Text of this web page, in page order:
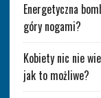
Energetyczna
góry nogami?
Kobiety nic nie
jak to możliwe?